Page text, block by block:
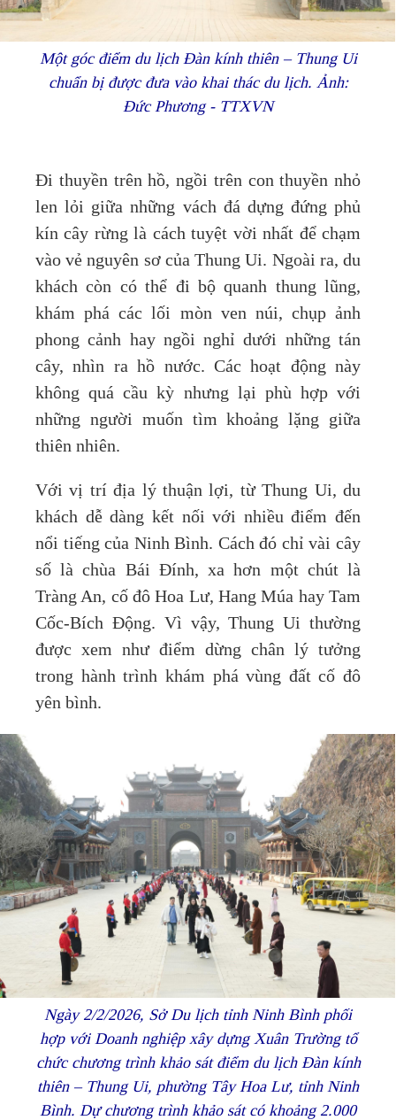
Một góc điểm du lịch Đàn kính thiên – Thung Ui
chuẩn bị được đưa vào khai thác du lịch. Ảnh:
Đức Phương - TTXVN
Đi thuyền trên hồ, ngồi trên con thuyền nhỏ
len lỏi giữa những vách đá dựng đứng phủ
kín cây rừng là cách tuyệt vời nhất để chạm
vào vẻ nguyên sơ của Thung Ui. Ngoài ra, du
khách còn có thể đi bộ quanh thung lũng,
khám phá các lối mòn ven núi, chụp ảnh
phong cảnh hay ngồi nghỉ dưới những tán
cây, nhìn ra hồ nước. Các hoạt động này
không quá cầu kỳ nhưng lại phù hợp với
những người muốn tìm khoảng lặng giữa
thiên nhiên.
Với vị trí địa lý thuận lợi, từ Thung Ui, du
khách dễ dàng kết nối với nhiều điểm đến
nổi tiếng của Ninh Bình. Cách đó chỉ vài cây
số là chùa Bái Đính, xa hơn một chút là
Tràng An, cố đô Hoa Lư, Hang Múa hay Tam
Cốc-Bích Động. Vì vậy, Thung Ui thường
được xem như điểm dừng chân lý tưởng
trong hành trình khám phá vùng đất cố đô
yên bình.
Ngày 2/2/2026, Sở Du lịch tỉnh Ninh Bình phối
hợp với Doanh nghiệp xây dựng Xuân Trường tổ
chức chương trình khảo sát điểm du lịch Đàn kính
thiên – Thung Ui, phường Tây Hoa Lư, tỉnh Ninh
Bình. Dự chương trình khảo sát có khoảng 2.000